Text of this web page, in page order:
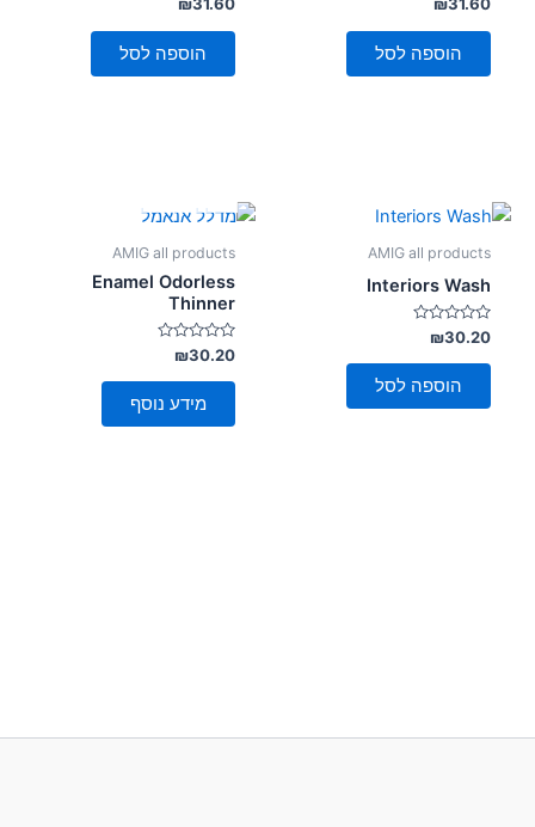
0
מתוך
הוספה לסל
0
מתוך
הוספה לסל
AMIG all products
Interiors Wash
דורג
0
מתוך
₪30.20
הוספה לסל
AMIG all products
Enamel Odorless
Thinner
דורג
0
מתוך
₪30.20
מידע נוסף